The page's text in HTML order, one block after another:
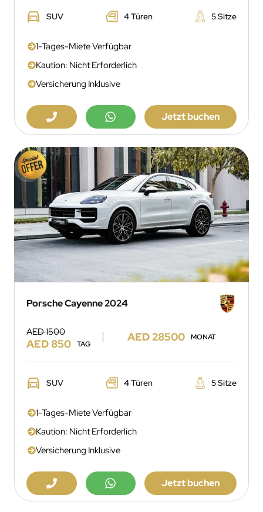
SUV 4 Türen 5 Sitze
1-Tages-Miete Verfügbar
Kaution: Nicht Erforderlich
Versicherung Inklusive
Jetzt buchen
Porsche Cayenne 2024
AED 1500
AED 850 TAG
AED 28500 MONAT
SUV 4 Türen 5 Sitze
1-Tages-Miete Verfügbar
Kaution: Nicht Erforderlich
Versicherung Inklusive
Jetzt buchen